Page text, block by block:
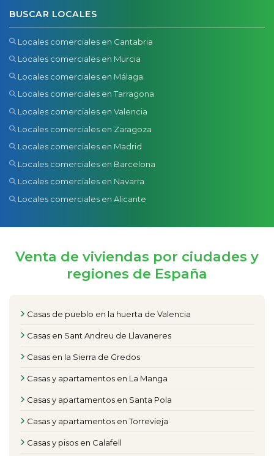
BUSCAR LOCALES
Locales comerciales en Cantabria
Locales comerciales en Murcia
Locales comerciales en Málaga
Locales comerciales en Tarragona
Locales comerciales en Valencia
Locales comerciales en Zaragoza
Locales comerciales en Madrid
Locales comerciales en Barcelona
Locales comerciales en Navarra
Locales comerciales en Alicante
Venta de viviendas por ciudades y
regiones de España
Casas de pueblo en la huerta de Valencia
Casas en Sant Andreu de Llavaneres
Casas en la Sierra de Gredos
Casas y apartamentos en La Manga
Casas y apartamentos en Santa Pola
Casas y apartamentos en Torrevieja
Casas y pisos en Calafell